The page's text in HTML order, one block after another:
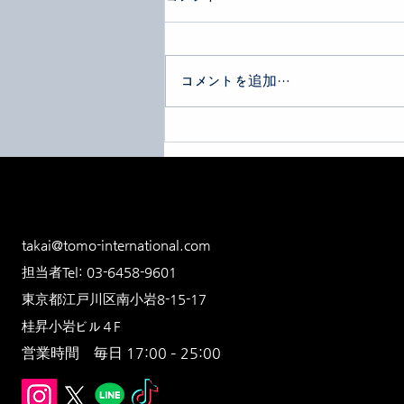
WEBコインリング開催！
コメントを追加…
takai@tomo-international.com
担当者Tel: 03-6458-9601
東京都江戸川区南小岩8-15-17
​桂昇小岩ビル４F
営業時間 毎日 17:00 – 25:00